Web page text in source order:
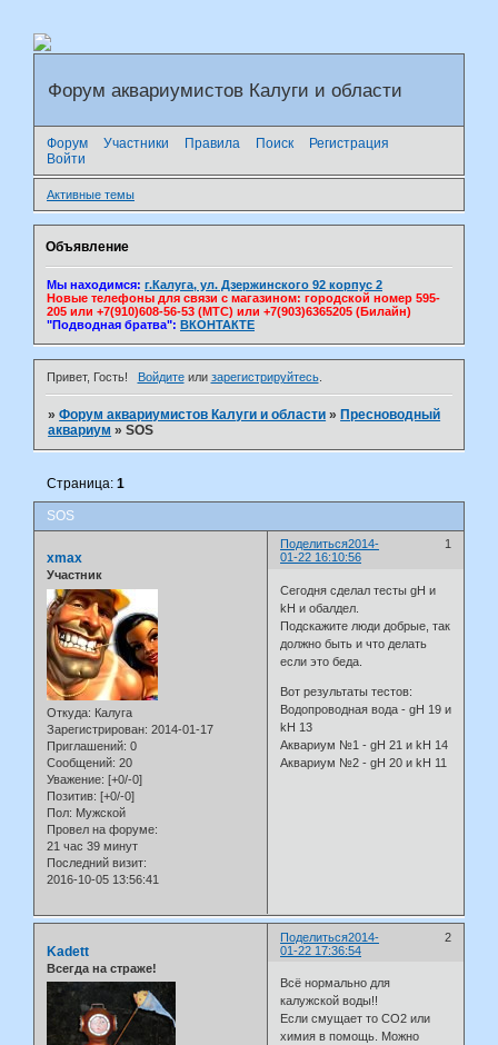
Форум аквариумистов Калуги и области
Форум Участники Правила Поиск
Регистрация
Войти
Активные темы
Объявление
Мы находимся: г.Калуга, ул. Дзержинского 92 корпус 2
Новые телефоны для связи с магазином: городской номер 595-
205 или +7(910)608-56-53 (МТС) или +7(903)6365205 (Билайн)
"Подводная братва": ВКОНТАКТЕ
Привет, Гость! Войдитеили зарегистрируйтесь.
»Форум аквариумистов Калуги и области » Пресноводный
аквариум »SOS
SOS
Страница:1
Поделиться 1
2014-
01-22 16:10:56
xmax
Участник
Откуда: Калуга
Зарегистрирован: 2014-01-17
Приглашений: 0
Сообщений: 20
Уважение: [+0/-0]
Позитив: [+0/-0]
Пол: Мужской
Провел на форуме:
21 час 39 минут
Последний визит:
2016-10-05 13:56:41
Сегодня сделал тесты gH и
kH и обалдел.
Подскажите люди добрые, так
должно быть и что делать
если это беда.
Вот результаты тестов:
Водопроводная вода - gH 19 и
kH 13
Аквариум №1 - gH 21 и kH 14
Аквариум №2 - gH 20 и kH 11
Поделиться 2
2014-
01-22 17:36:54
Kadett
Всегда на страже!
Всё нормально для
калужской воды!!
Если смущает то СО2 или
химия в помощь. Можно